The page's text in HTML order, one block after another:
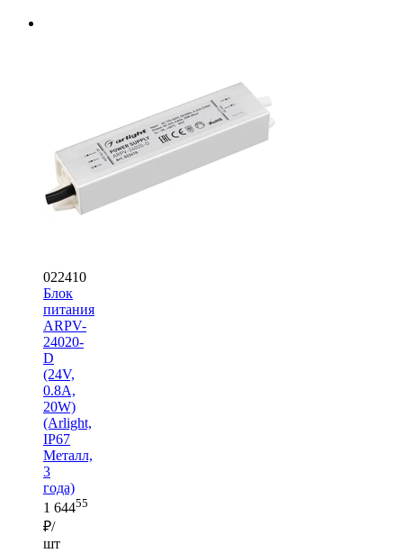
022410
Блок
питания
ARPV-
24020-
D
(24V,
0.8A,
20W)
(Arlight,
IP67
Металл,
3
года)
1 64455
₽/
шт